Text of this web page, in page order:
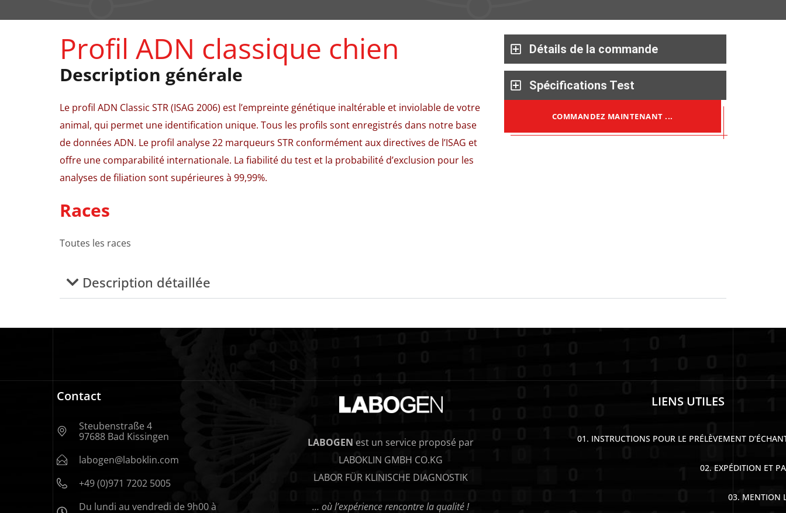
Profil ADN classique chien
Description générale
Le profil ADN Classic STR (ISAG 2006) est l’empreinte génétique inaltérable et inviolable de votre
animal, qui permet une identification unique. Tous les profils sont enregistrés dans notre base
de données ADN. Le profil analyse 22 marqueurs STR conformément aux directives de l’ISAG et
offre une comparabilité internationale. La fiabilité du test et la probabilité d’exclusion pour les
analyses de filiation sont supérieures à 99,99%.
Races
Toutes les races
Détails de la commande
Spécifications Test
COMMANDEZ MAINTENANT ...
Description détaillée
Contact
Steubenstraße 4
97688 Bad Kissingen
labogen@laboklin.com
+49 (0)971 7202 5005
Du lundi au vendredi de 9h00 à
LABOGEN est un service proposé par
LABOKLIN GMBH CO.KG
LABOR FÜR KLINISCHE DIAGNOSTIK
… où l’expérience rencontre la qualité !
LIENS UTILES
01. INSTRUCTIONS POUR LE PRÉLÈVEMENT
02. EXPÉDITION ET
03. MENTION